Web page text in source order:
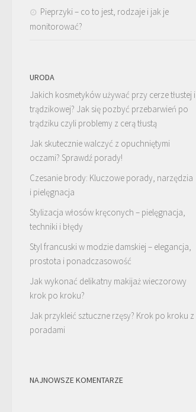
Pieprzyki – co to jest, rodzaje i jak je
monitorować?
URODA
Jakich kosmetyków używać przy cerze tłustej i
trądzikowej? Jak się pozbyć przebarwień po
trądziku czyli problemy z cerą tłustą
Jak skutecznie walczyć z opuchniętymi
oczami? Sprawdź porady!
Czesanie brody: Kluczowe porady, narzędzia
i pielęgnacja
Stylizacja włosów kręconych – pielęgnacja,
techniki i błędy
Styl francuski w modzie damskiej – elegancja,
prostota i ponadczasowość
Jak wykonać delikatny makijaż wieczorowy
krok po kroku?
Jak przykleić sztuczne rzęsy? Krok po kroku z
poradami
NAJNOWSZE KOMENTARZE